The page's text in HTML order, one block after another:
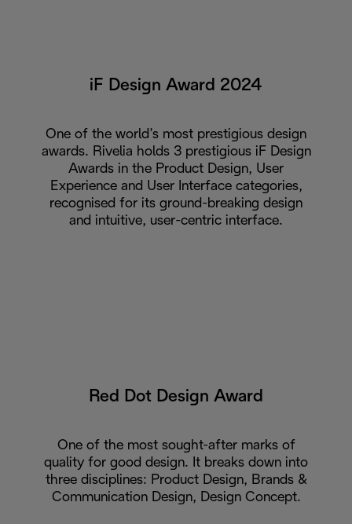
iF Design Award 2024
One of the world’s most prestigious design
awards. Rivelia holds 3 prestigious iF Design
Awards in the Product Design, User
Experience and User Interface categories,
recognised for its ground-breaking design
and intuitive, user-centric interface.
Red Dot Design Award
One of the most sought-after marks of
quality for good design. It breaks down into
three disciplines: Product Design, Brands &
Communication Design, Design Concept.